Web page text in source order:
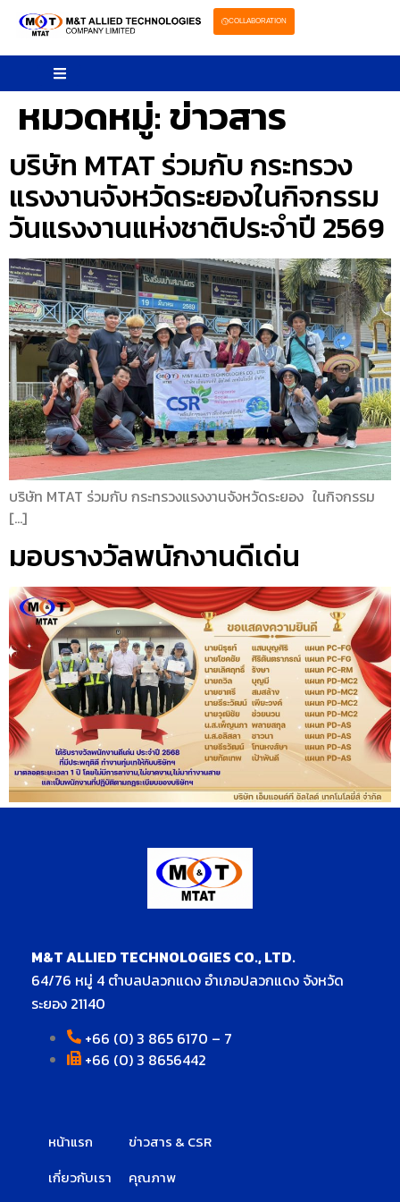
COLLABORATION
หมวดหมู่:ข่าวสาร
บริษัท MTAT ร่วมกับ กระทรวง
แรงงานจังหวัดระยองในกิจกรรม
วันแรงงานแห่งชาติประจำปี 2569
บริษัท MTAT ร่วมกับ กระทรวงแรงงานจังหวัดระยอง ในกิจกรรม
[…]
มอบรางวัลพนักงานดีเด่น
M&T ALLIED TECHNOLOGIES CO., LTD.
64/76 หมู่ 4 ตำบลปลวกแดง อำเภอปลวกแดง จังหวัด
ระยอง 21140
+66 (0) 3 865 6170 – 7
+66 (0) 3 8656442
หน้าแรก
เกี่ยวกับเรา
ข่าวสาร & CSR
คุณภาพ